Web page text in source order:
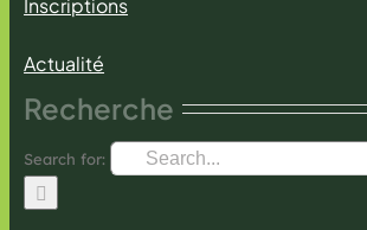
Inscriptions
Actualité
Recherche
Search for: